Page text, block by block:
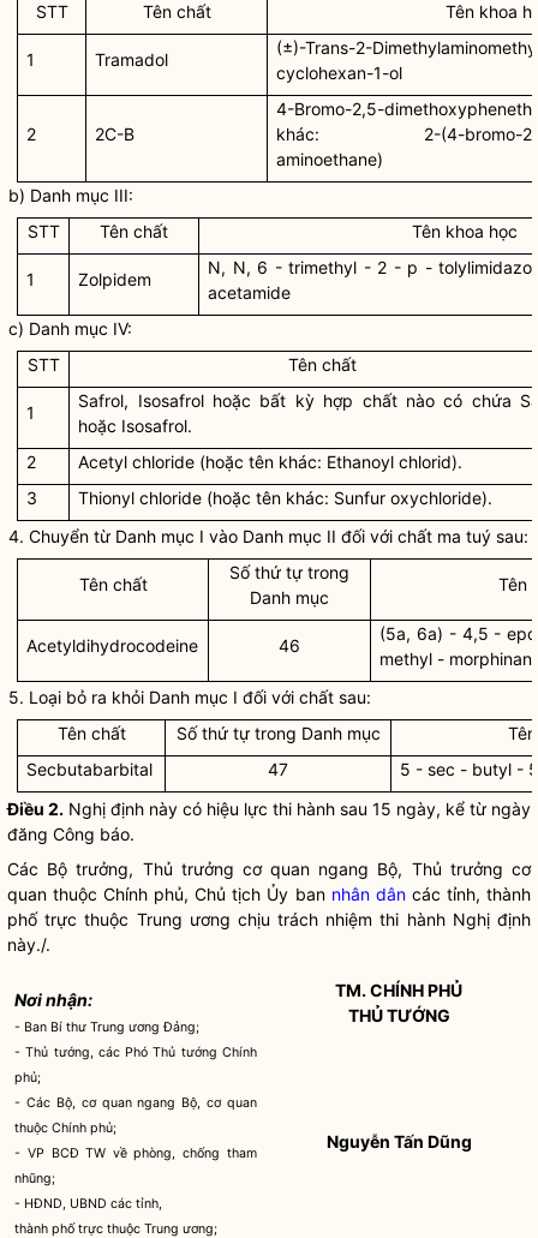
STT
Tên chất Tên khoa
1 Tramadol
(±)-Trans-2-
cyclohexan-1-ol
2 2C-B
4-Bromo-2,5-
khác: 2-(4-bromo-2,5-
aminoethane)
b) Danh mục III:
STT
Tên chất Tên khoa học
1 Zolpidem
N, N, 6 - trimethyl - 2 - p -
acetamide
c) Danh mục IV:
STT
Tên chất
1
Safrol, Isosafrol hoặc bất kỳ hợp chất nào có chứa
hoặc Isosafrol.
2
Acetyl chloride (hoặc tên khác: Ethanoyl chlorid).
3
Thionyl chloride (hoặc tên khác: Sunfur oxychloride).
4. Chuyển từ Danh mục I vào Danh mục II đối với chất ma tuý sau:
Tên chất
Số thứ tự trong
Danh mục
Tên
Acetyldihydrocodeine 46
(5a, 6a) - 4,5 -
methyl -
5. Loại bỏ ra khỏi Danh mục I đối với chất sau:
Tên chất
Số thứ tự trong Danh mục
Secbutabarbital
47
5 - sec - butyl -
Điều 2. Nghị định này có hiệu lực thi hành sau 15 ngày, kể từ ngày
đăng Công báo.
Các Bộ trưởng, Thủ trưởng cơ quan ngang Bộ, Thủ trưởng cơ
quan thuộc Chính phủ, Chủ tịch Ủy ban nhân dâncác tỉnh, thành
phố trực thuộc Trung ương chịu trách nhiệm thi hành Nghị định
này./.
Nơi nhận:
- Ban Bí thư Trung ương Đảng;
- Thủ tướng, các Phó Thủ tướng Chính
phủ;
- Các Bộ, cơ quan ngang Bộ, cơ quan
thuộc Chính phủ;
- VP BCĐ TW về phòng, chống tham
nhũng;
- HĐND, UBND các tỉnh,
thành phố trực thuộc Trung ương;
TM. CHÍNH PHỦ
THỦ TƯỚNG
Nguyễn Tấn Dũng